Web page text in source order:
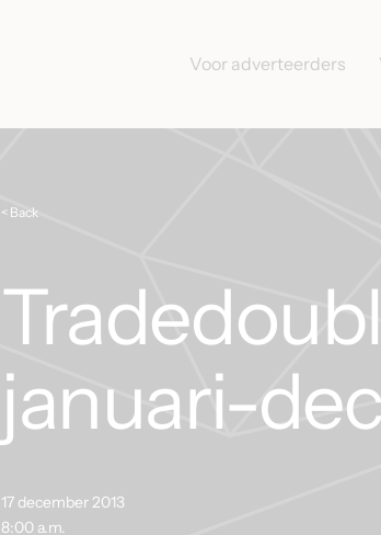
Voor adverteerders
< Back
januari-
17 december 2013
8:00 a.m.